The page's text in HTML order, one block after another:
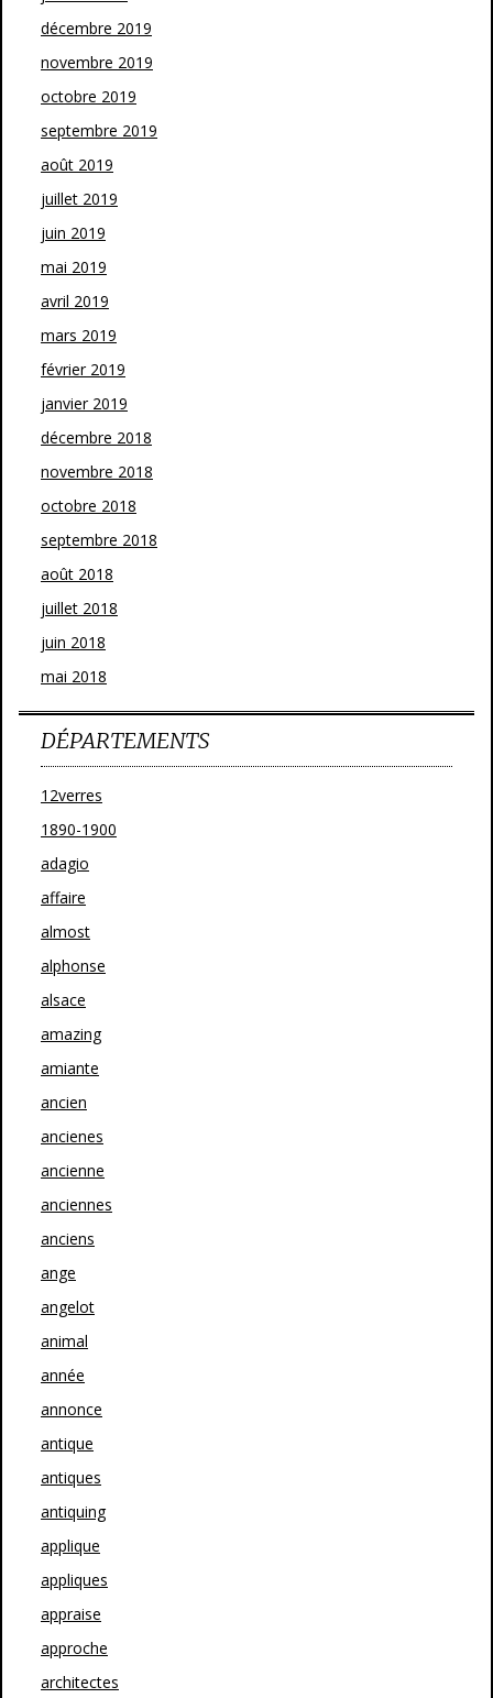
décembre 2019
novembre 2019
octobre 2019
septembre 2019
août 2019
juillet 2019
juin 2019
mai 2019
avril 2019
mars 2019
février 2019
janvier 2019
décembre 2018
novembre 2018
octobre 2018
septembre 2018
août 2018
juillet 2018
juin 2018
mai 2018
DÉPARTEMENTS
12verres
1890-1900
adagio
affaire
almost
alphonse
alsace
amazing
amiante
ancien
ancienes
ancienne
anciennes
anciens
ange
angelot
animal
année
annonce
antique
antiques
antiquing
applique
appliques
appraise
approche
architectes